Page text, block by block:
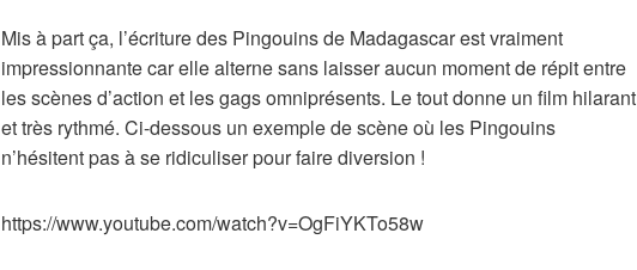
Mis à part ça, l’écriture des Pingouins de Madagascar est vraiment
impressionnante car elle alterne sans laisser aucun moment de répit entre
les scènes d’action et les gags omniprésents. Le tout donne un film hilarant
et très rythmé. Ci-dessous un exemple de scène où les Pingouins
n’hésitent pas à se ridiculiser pour faire diversion !
https://www.youtube.com/watch?v=OgFiYKTo58w